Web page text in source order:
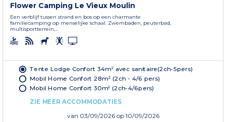
Flower Camping Le Vieux Moulin
Een verblijf tussen strand en bos op een charmante
familiecamping op menselijke schaal. Zwembaden, peuterbad,
multisportterrein,...
Tente Lodge Confort 34m² avec sanitaire(2ch-5pers)
Mobil Home Confort 28m² (2ch - 4/6 pers)
Mobil Home Confort 30m² (2ch-4/6pers)
ZIE MEER ACCOMMODATIES
van 03/09/2026 op 10/09/2026